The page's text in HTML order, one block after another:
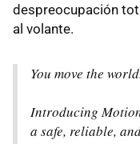
despreocupación
al volante.
You move the
Introducing
a safe, reliable,